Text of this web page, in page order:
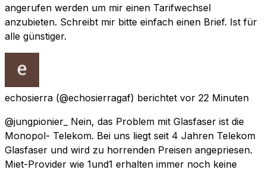
angerufen werden um mir einen Tarifwechsel
anzubieten. Schreibt mir bitte einfach einen Brief. Ist für
alle günstiger.
echosierra (@echosierragaf) berichtet vor 22 Minuten
@jungpionier_ Nein, das Problem mit Glasfaser ist die
Monopol- Telekom. Bei uns liegt seit 4 Jahren Telekom
Glasfaser und wird zu horrenden Preisen angepriesen.
Miet-Provider wie 1und1 erhalten immer noch keine